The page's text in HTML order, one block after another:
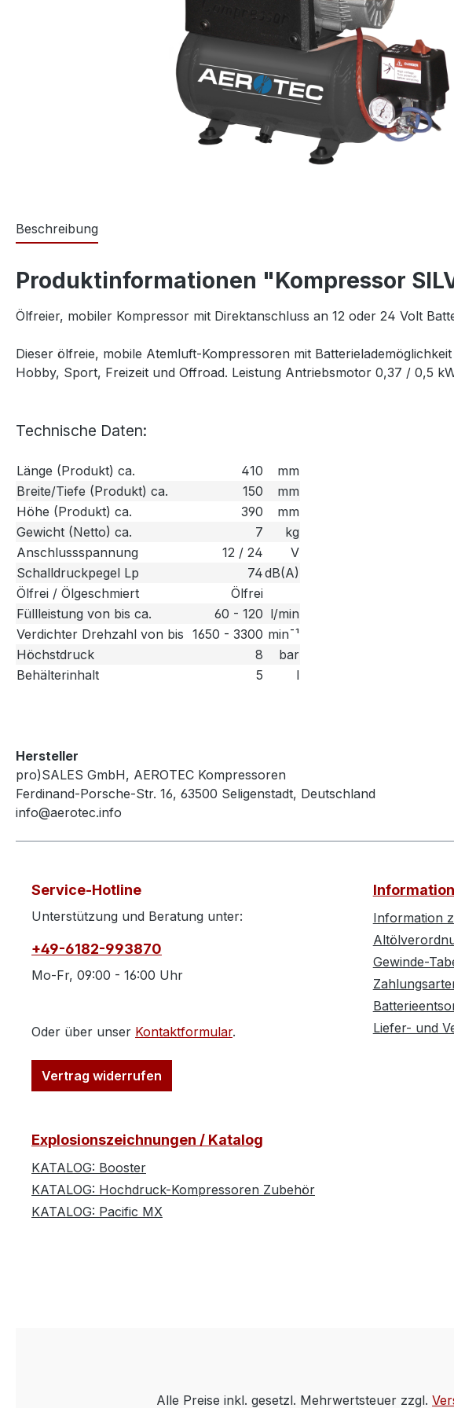
Beschreibung
Produktinformationen "Kompressor
Ölfreier, mobiler Kompressor mit Direktanschluss an 12 oder 24 Volt
Dieser ölfreie, mobile Atemluft-Kompressoren mit
Hobby, Sport, Freizeit und Offroad. Leistung Antriebsmotor 0,37 / 0,5
Technische Daten:
Länge (Produkt) ca. 410
mm
Breite/Tiefe (Produkt) ca.
150
mm
Höhe (Produkt) ca.
390
mm
Gewicht (Netto) ca.
7
kg
Anschlussspannung
12 / 24
V
Schalldruckpegel Lp
74dB(A)
Ölfrei / Ölgeschmiert
Ölfrei
Füllleistung von bis ca.
60 - 120 l/min
Verdichter Drehzahl von bis 1650 - 3300 min¯¹
Höchstdruck
8
bar
Behälterinhalt
5 l
Hersteller
pro)SALES GmbH, AEROTEC Kompressoren
Ferdinand-Porsche-Str. 16, 63500 Seligenstadt, Deutschland
info@aerotec.info
Service-Hotline
Unterstützung und Beratung unter:
+49-6182-993870
Mo-Fr, 09:00 - 16:00 Uhr
Oder über unser Kontaktformular.
Vertrag widerrufen
Information
Gewinde-
Liefer- und
Explosionszeichnungen / Katalog
KATALOG: Booster
KATALOG: Hochdruck-Kompressoren Zubehör
KATALOG: Pacific MX
Alle Preise inkl. gesetzl. Mehrwertsteuer zzgl.